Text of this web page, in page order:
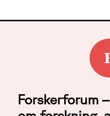
Forskerforum